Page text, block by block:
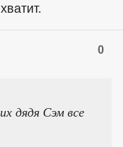
0
дядя Сэм все